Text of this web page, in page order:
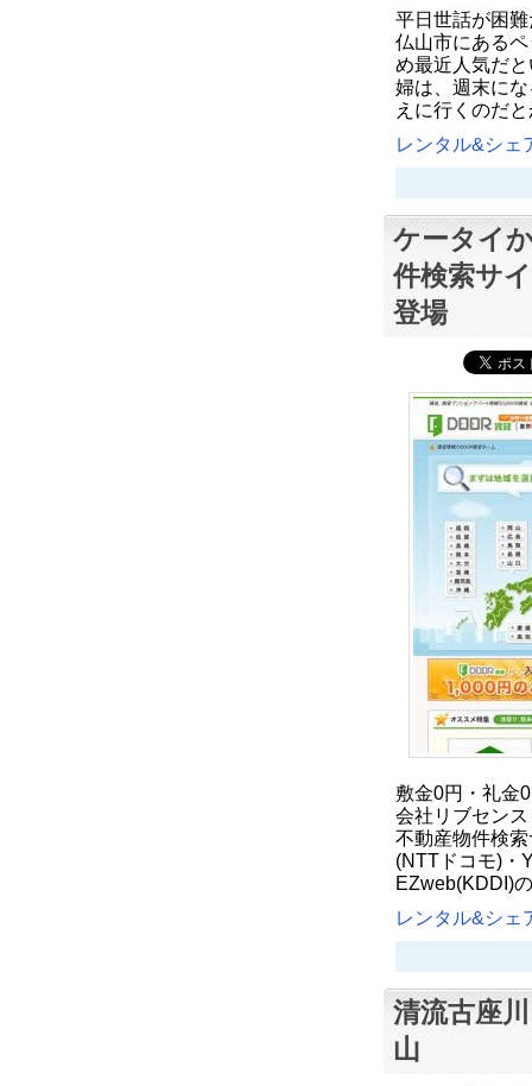
平日世話が困
仏山市にある
め最近人気だ
婦は、週末に
えに行くのだ
レンタル&シェ
ケータイ
件検索サ
登場
敷金0円・礼金
会社リブセン
不動産物件検
(NTTドコモ)・
EZweb(KDDI)
レンタル&シェ
清流古座
山